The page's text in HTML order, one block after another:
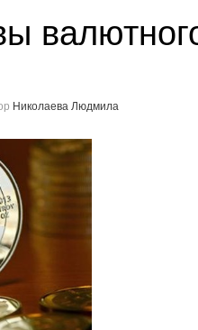
Николаева Людмила